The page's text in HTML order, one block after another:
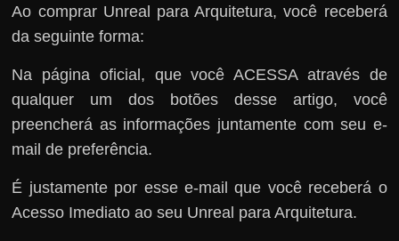
Ao comprar Unreal para Arquitetura, você receberá
da seguinte forma:
Na página oficial, que você ACESSA através de
qualquer um dos botões desse artigo, você
preencherá as informações juntamente com seu e-
mail de preferência.
É justamente por esse e-mail que você receberá o
Acesso Imediato ao seu Unreal para Arquitetura.